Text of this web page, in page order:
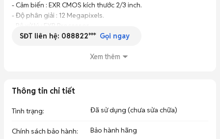
- Cảm biến : EXR CMOS kích thước 2/3 inch.
- Độ phân giải : 12 Megapixels.
- Bộ xử lý : EXR Processor.
- Độ nhạy sáng (ISO) : Tự động, dải tiêu chuẩn từ 100 đến 3.200
quang học 26x.
- Khẩu độ tối đa : f/2.8 (góc rộng) – f/5.6 (tele).
- Cấu tạo ống kính : 17 thấu kính chia làm 12 nhóm, bao gồm 4
- Chống rung : Chống rung quang học dịch chuyển thấu kính
SĐT liên hệ: 088822*** Gọi ngay
Xem thêm
Thông tin chi tiết
Tình trạng: Đã sử dụng (chưa sửa chữa)
Chính sách bảo hành: Bảo hành hãng